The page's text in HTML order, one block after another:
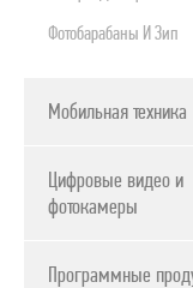
Фотобарабаны И Зип
Мобильная техника
Цифровые видео и
фотокамеры
Программные